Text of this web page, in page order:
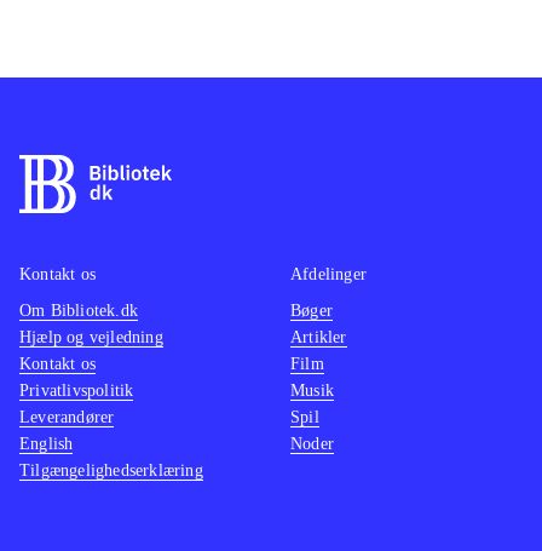
Kontakt os
Om Bibliotek.dk
Hjælp og vejledning
Kontakt os
Privatlivspolitik
Leverandører
English
Tilgængelighedserklæring
Afdelinger
Bøger
Artikler
Film
Musik
Spil
Noder